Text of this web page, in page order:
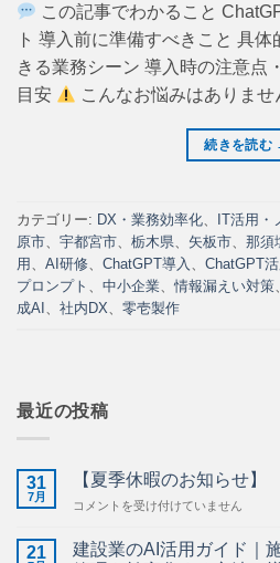
この記事でわかること
ト 導入前に準備すべきこと 具
きる業務シーン 導入時の注意点
目安
こんなお悩みはありま
続きを読む
カテゴリー: DX・業務効率化、 IT活用・
原市、 宇都宮市、 栃木県、 矢板市、 那須
用 、 AI研修、 ChatGPT導入 、 ChatGPT活
プロンプト 、 中小企業、情報漏えい対策、
成AI 、 社内DX、 零壱製作
最近の投稿
31
7月
【夏季休暇のお知らせ】
【夏
休
暇
コメントを受け付けていません
21
建設業のAI活用ガイド｜